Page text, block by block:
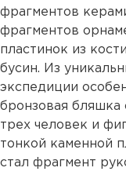
фрагментов
фрагментов
пластинок из
бусин. Из
экспедиции
бронзовая бляшка
трех человек и
тонкой каменной
стал фрагмент